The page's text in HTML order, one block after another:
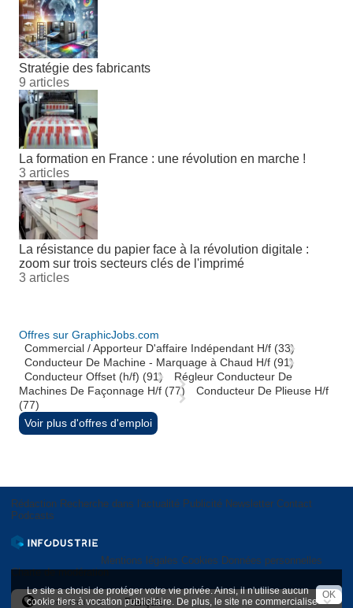
Le site a choisi de protéger votre vie privée. Ainsi, il n'utilise aucun
cookie tiers à vocation publicitaire. De plus, le site ne commercialise
OK
Stratégie des fabricants
9 articles
La formation en France : une révolution en marche !
3 articles
La résistance du papier face à la révolution digitale :
zoom sur trois secteurs clés de l'imprimé
3 articles
Offres sur GraphicJobs.com
Commercial / Apporteur D'affaire Indépendant H/f (33)
Conducteur De Machine - Marquage à Chaud H/f (91)
Conducteur Offset (h/f) (91)
Régleur Conducteur De
Machines De Façonnage H/f (77)
Conducteur De Plieuse H/f
(77)
Voir plus d'offres d'emploi
Rédaction Recherche dans l'actualité Publicité Newsletter Contact
Podcasts
Mentions légales Cookies Données personnelles
Charte de modération
International version